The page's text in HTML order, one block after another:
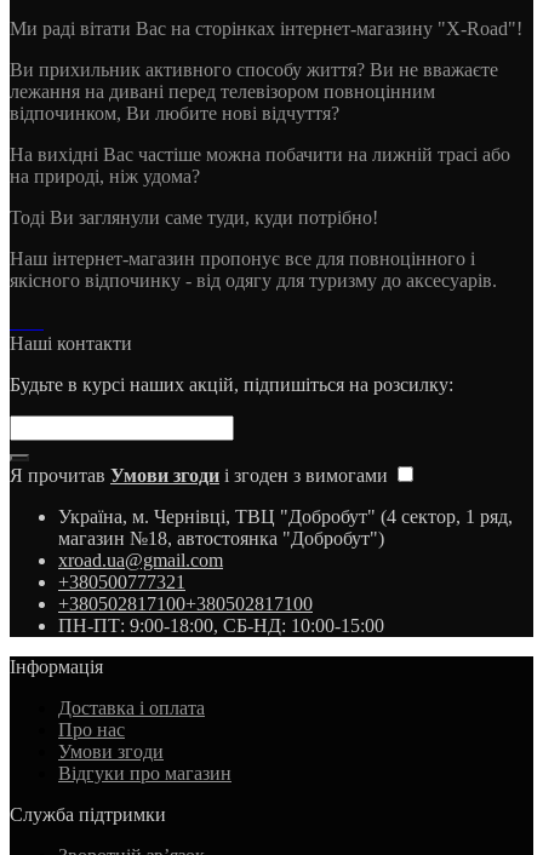
Ми раді вітати Вас на сторінках інтернет-магазину "X-Road"!
Ви прихильник активного способу життя? Ви не вважаєте
лежання на дивані перед телевізором повноцінним
відпочинком, Ви любите нові відчуття?
На вихідні Вас частіше можна побачити на лижній трасі або
на природі, ніж удома?
Тоді Ви заглянули саме туди, куди потрібно!
Наш інтернет-магазин пропонує все для повноцінного і
якісного відпочинку - від одягу для туризму до аксесуарів.
Наші контакти
Будьте в курсі наших акцій, підпишіться на розсилку:
Я прочитав Умови згоди і згоден з вимогами
Україна, м. Чернівці, ТВЦ "Добробут" (4 сектор, 1 ряд,
магазин №18, автостоянка "Добробут")
xroad.ua@gmail.com
+380500777321
+380502817100+380502817100
ПН-ПТ: 9:00-18:00, СБ-НД: 10:00-15:00
Інформація
Доставка і оплата
Про нас
Умови згоди
Відгуки про магазин
Служба підтримки